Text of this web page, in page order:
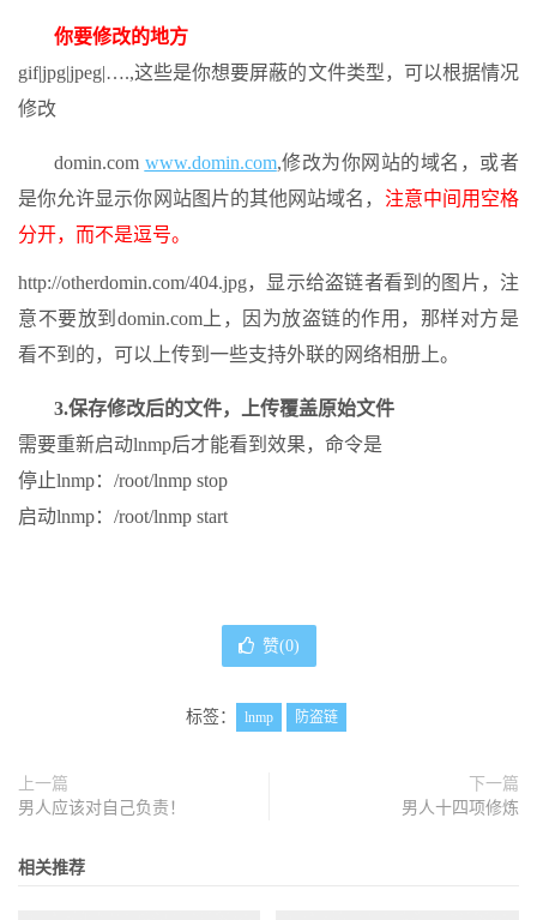
你要修改的地方
gif|jpg|jpeg|….,这些是你想要屏蔽的文件类型，可以根据情况
修改
domin.com www.domin.com,修改为你网站的域名，或者
是你允许显示你网站图片的其他网站域名， 注意中间用空格
分开，而不是逗号。
http://otherdomin.com/404.jpg，显示给盗链者看到的图片，注
意不要放到domin.com上，因为放盗链的作用，那样对方是
看不到的，可以上传到一些支持外联的网络相册上。
3.保存修改后的文件，上传覆盖原始文件
需要重新启动lnmp后才能看到效果，命令是
停止lnmp：/root/lnmp stop
启动lnmp：/root/lnmp start
赞(0)
标签： lnmp 防盗链
上一篇
男人应该对自己负责！
下一篇
男人十四项修炼
相关推荐